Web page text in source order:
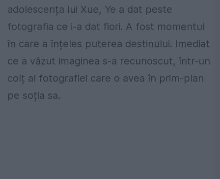
adolescența lui Xue, Ye a dat peste
fotografia ce i-a dat fiori. A fost momentul
în care a înțeles puterea destinului. Imediat
ce a văzut imaginea s-a recunoscut, într-un
colț al fotografiei care o avea în prim-plan
pe soția sa.